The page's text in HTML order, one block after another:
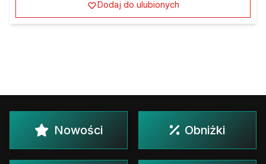
Dodaj do ulubionych
Nowości Obniżki